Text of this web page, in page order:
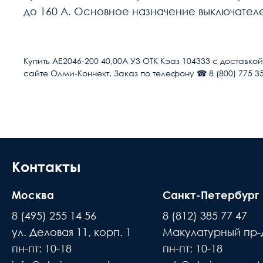
до 160 А. Основное назначение
Количество силовых полюсов
Номинальная отключающая
Исполнение
Вид привода
Условия доставки
места доставки товара. Обращаем
происходит силами заказчика
Время ожидания водителя при доставке
В случае если въезд на территорию
покупатель
Купить АЕ2046-200 40,00А У3 ОТК Кэаз 104333 с
сайте Олми-Коннект. Заказ по телефону ☎ 8 (800) 775
Контакты
Москва
8 (495) 255 14 56
ул. Деловая 11, корп. 1
пн-пт: 10-18
Санкт-Петербург
8 (812) 385 77 47
Макулатурный пр-
пн-пт: 10-18